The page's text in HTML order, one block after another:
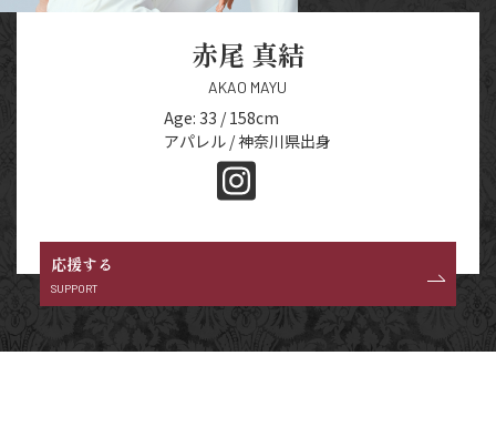
赤尾 真結
AKAO MAYU
Age: 33 / 158cm
アパレル / 神奈川県出身
応援する
SUPPORT